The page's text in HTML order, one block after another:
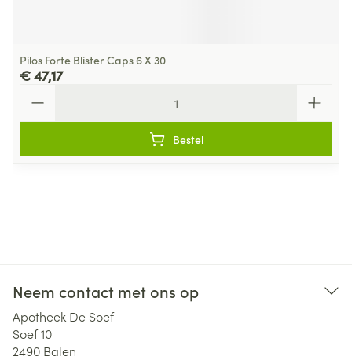
Pilos Forte Blister Caps 6 X 30
€ 47,17
Bestel
Neem contact met ons op
Apotheek De Soef
Soef 10
2490 Balen